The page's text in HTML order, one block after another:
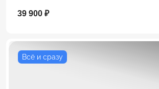
39 900 ₽
Всё и сразу